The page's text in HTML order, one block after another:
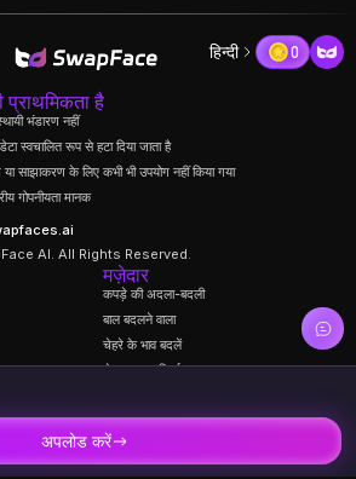
अपलोड करें
0.28K
4.72K 1.76K
हिन्दी 0
प्राथमिकता है
भंडारण नहीं
स्वचालित रूप से हटा दिया जाता है
साझाकरण के लिए कभी भी उपयोग नहीं किया गया
गोपनीयता मानक
AI. All Rights Reserved.
मज़ेदार
कपड़े की अदला-बदली
बाल बदलने वाला
चेहरे के भाव बदलें
चेहरा आयु परिवर्तक
आवाज स्वैपर
फेस एपीआई स्वैप करें